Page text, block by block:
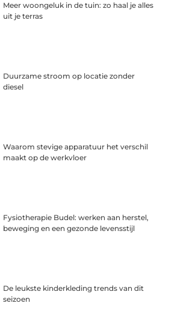
Meer woongeluk in de tuin: zo haal je alles
uit je terras
Duurzame stroom op locatie zonder
diesel
Waarom stevige apparatuur het verschil
maakt op de werkvloer
Fysiotherapie Budel: werken aan herstel,
beweging en een gezonde levensstijl
De leukste kinderkleding trends van dit
seizoen